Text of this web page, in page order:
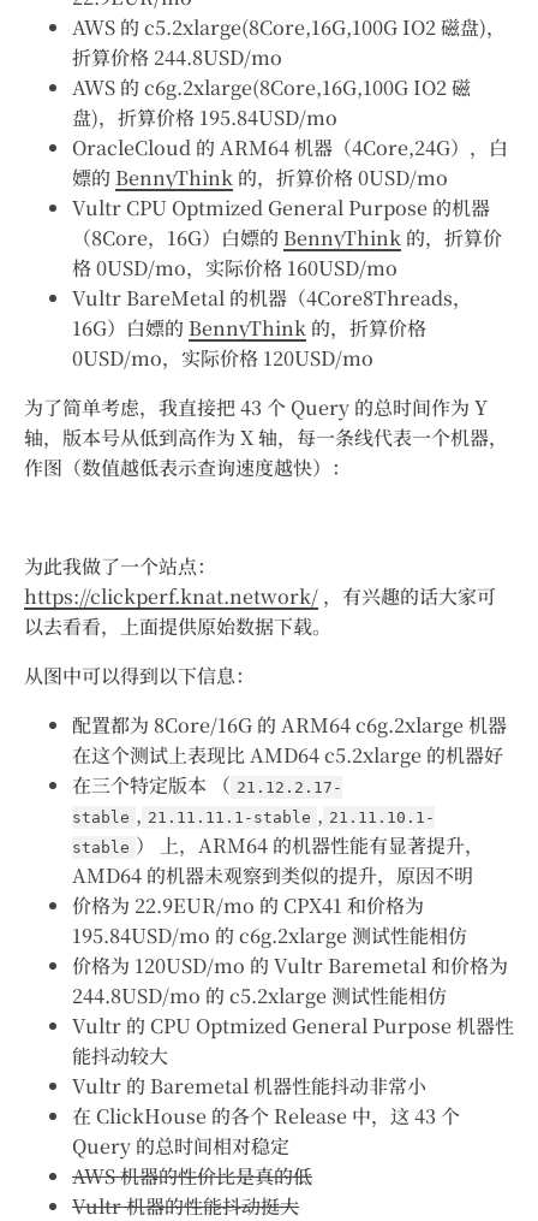
AWS 的 c5.2xlarge(8Core,16G,100G IO2 磁盘)，
折算价格 244.8USD/mo
AWS 的 c6g.2xlarge(8Core,16G,100G IO2 磁
盘)，折算价格 195.84USD/mo
OracleCloud 的 ARM64 机器（4Core,24G），白
嫖的 BennyThink 的，折算价格 0USD/mo
Vultr CPU Optmized General Purpose 的机器
（8Core，16G）白嫖的 BennyThink 的，折算价
格 0USD/mo，实际价格 160USD/mo
Vultr BareMetal 的机器（4Core8Threads，
16G）白嫖的 BennyThink 的，折算价格
0USD/mo，实际价格 120USD/mo
为了简单考虑，我直接把 43 个 Query 的总时间作为 Y
轴，版本号从低到高作为 X 轴，每一条线代表一个机器，
作图（数值越低表示查询速度越快）：
为此我做了一个站点：
https://clickperf.knat.network/ ，有兴趣的话大家可
以去看看，上面提供原始数据下载。
从图中可以得到以下信息：
配置都为 8Core/16G 的 ARM64 c6g.2xlarge 机器
在这个测试上表现比 AMD64 c5.2xlarge 的机器好
在三个特定版本 （ 21.12.2.17-
stable , 21.11.11.1-stable , 21.11.10.1-
stable ） 上，ARM64 的机器性能有显著提升，
AMD64 的机器未观察到类似的提升，原因不明
价格为 22.9EUR/mo 的 CPX41 和价格为
195.84USD/mo 的 c6g.2xlarge 测试性能相仿
价格为 120USD/mo 的 Vultr Baremetal 和价格为
244.8USD/mo 的 c5.2xlarge 测试性能相仿
Vultr 的 CPU Optmized General Purpose 机器性
能抖动较大
Vultr 的 Baremetal 机器性能抖动非常小
在 ClickHouse 的各个 Release 中，这 43 个
Query 的总时间相对稳定
AWS 机器的性价比是真的低
Vultr 机器的性能抖动挺大